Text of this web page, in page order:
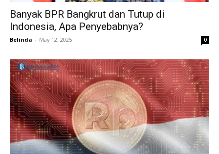
Banyak BPR Bangkrut dan Tutup di
Indonesia, Apa Penyebabnya?
Belinda - May 12, 2025 0